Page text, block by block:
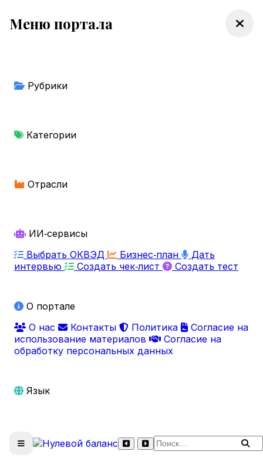
Меню портала
Рубрики
Категории
Отрасли
ИИ‑сервисы
Выбрать ОКВЭД
Бизнес‑план
Дать
интервью
Создать чек‑лист Создать тест
О портале
О нас
Контакты Политика
Согласие на
использование материалов
Согласие на
обработку персональных данных
Язык
Поиск по сайту